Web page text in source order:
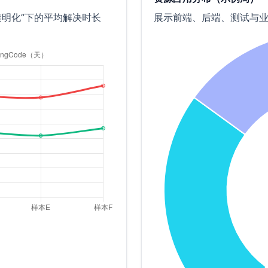
化”下的平均解决时长
展示前端、后端、测试与